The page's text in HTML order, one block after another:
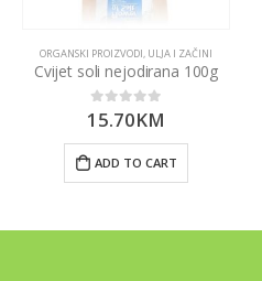
ORGANSKI PROIZVODI, ULJA I ZAČINI
Cvijet soli nejodirana 100g
0 out of 5
15.70KM
ADD TO CART